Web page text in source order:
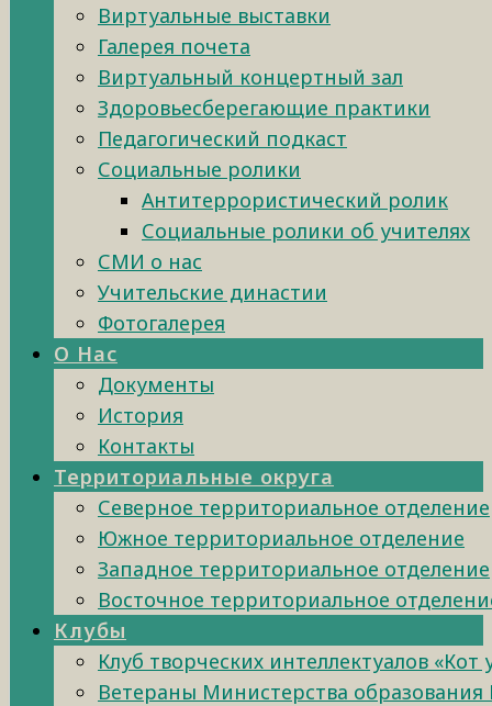
Виртуальные выставки
Галерея почета
Виртуальный концертный зал
Здоровьесберегающие практики
Педагогический подкаст
Социальные ролики
Антитеррористический ролик
Социальные ролики об учителях
СМИ о нас
Учительские династии
Фотогалерея
О Нас
Документы
История
Контакты
Территориальные округа
Северное территориальное отделение
Южное территориальное отделение
Западное территориальное отделение
Восточное территориальное
Клубы
Клуб творческих интеллектуалов «Кот
Ветераны Министерства образования